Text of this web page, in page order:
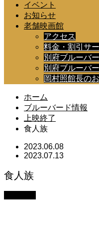
イベント
お知らせ
老舗映画館
アクセス
料金・割引サ
別府ブルーバ
別府ブルーバ
岡村照館長の
ホーム
ブルーバード情報
上映終了
食人族
2023.06.08
2023.07.13
食人族